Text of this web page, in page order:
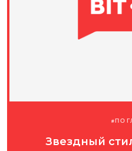
Звездный